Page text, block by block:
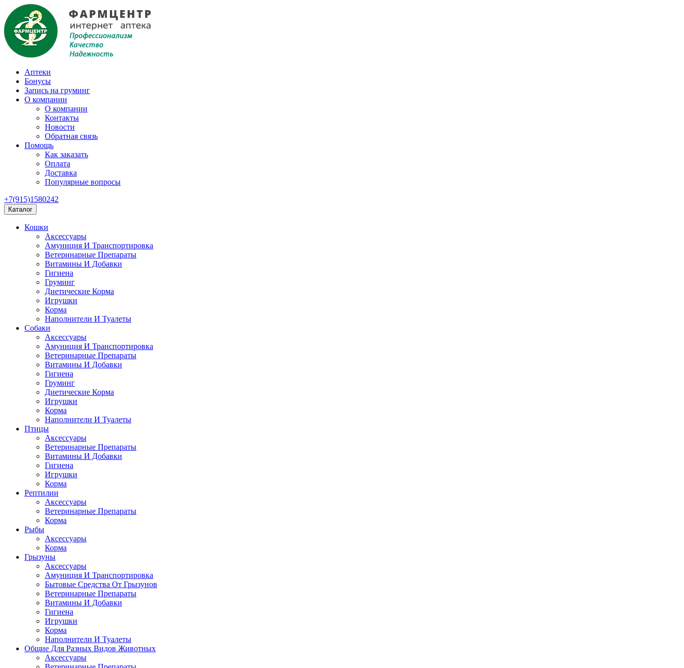
Аптеки
Бонусы
Запись на груминг
О компании
О компании
Контакты
Новости
Обратная связь
Помощь
Как заказать
Оплата
Доставка
Популярные вопросы
+7(915)1580242
Каталог
Кошки
Аксессуары
Амуниция И Транспортировка
Ветеринарные Препараты
Витамины И Добавки
Гигиена
Груминг
Диетические Корма
Игрушки
Корма
Наполнители И Туалеты
Собаки
Аксессуары
Амуниция И Транспортировка
Ветеринарные Препараты
Витамины И Добавки
Гигиена
Груминг
Диетические Корма
Игрушки
Корма
Наполнители И Туалеты
Птицы
Аксессуары
Ветеринарные Препараты
Витамины И Добавки
Гигиена
Игрушки
Корма
Рептилии
Аксессуары
Ветеринарные Препараты
Корма
Рыбы
Аксессуары
Корма
Грызуны
Аксессуары
Амуниция И Транспортировка
Бытовые Средства От Грызунов
Ветеринарные Препараты
Витамины И Добавки
Гигиена
Игрушки
Корма
Наполнители И Туалеты
Общие Для Разных Видов Животных
Аксессуары